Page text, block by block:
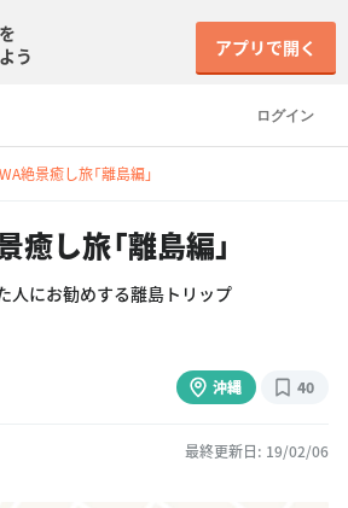
ログイン
う
アプリで開く
絶景癒し旅「離島編」
し旅「離島編」
人にお勧めする離島トリップ
沖縄 40
最終更新日: 19/02/06